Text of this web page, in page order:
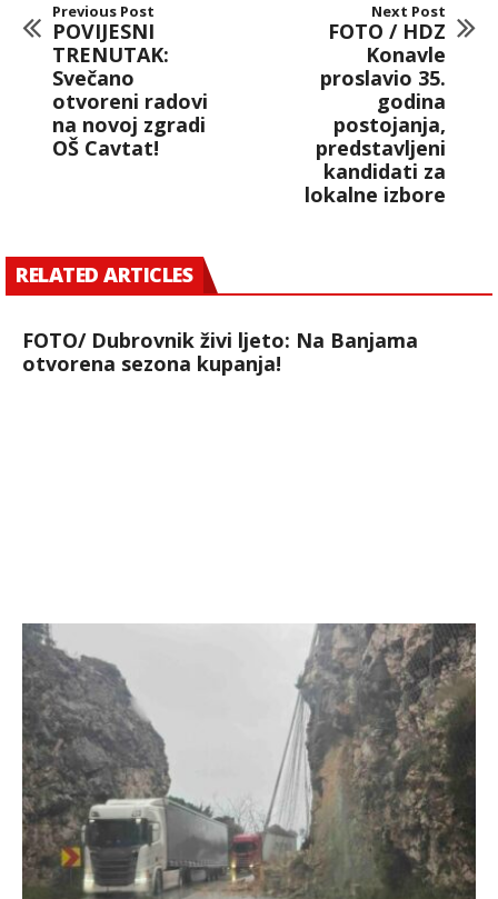
Previous Post
POVIJESNI
TRENUTAK:
Svečano
otvoreni radovi
na novoj zgradi
OŠ Cavtat!
Next Post
FOTO / HDZ
Konavle
proslavio 35.
godina
postojanja,
predstavljeni
kandidati za
lokalne izbore
RELATED ARTICLES
FOTO/ Dubrovnik živi ljeto: Na Banjama
otvorena sezona kupanja!